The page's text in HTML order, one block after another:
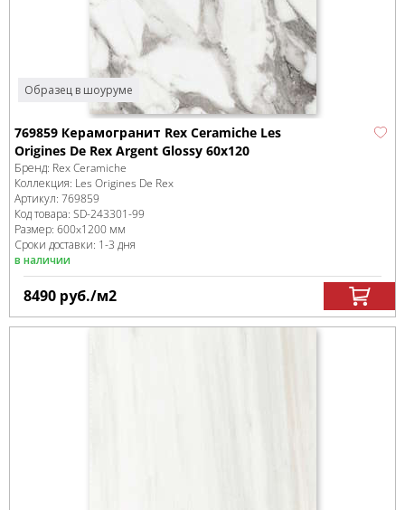
Образец в шоуруме
769859 Керамогранит Rex Ceramiche Les
Origines De Rex Argent Glossy 60x120
Бренд: Rex Ceramiche
Коллекция: Les Origines De Rex
Артикул: 769859
Код товара: SD-243301-99
Размер: 600x1200 мм
Сроки доставки: 1-3 дня
в наличии
8490 руб./м2